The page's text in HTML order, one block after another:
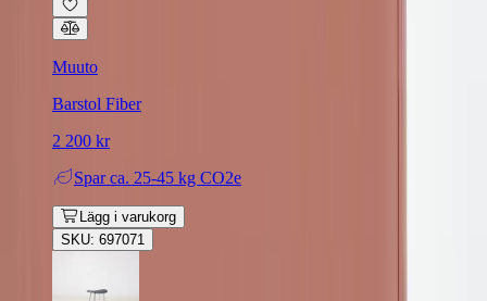
Muuto
Barstol Fiber
2 200 kr
Spar ca. 25-45 kg CO2e
Lägg i varukorg
SKU: 697071